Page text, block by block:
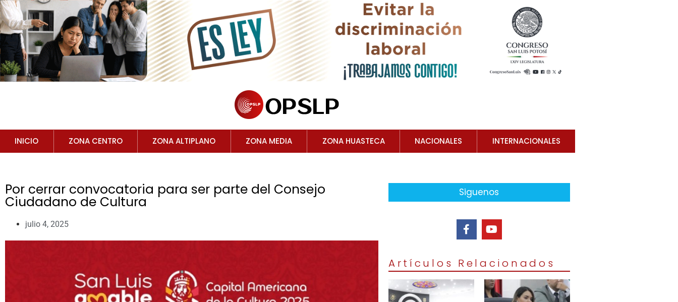
INICIO ZONA CENTRO ZONA ALTIPLANO ZONA MEDIA ZONA HUASTECA NACIONALES INTERNACIONALES
Por cerrar convocatoria para ser parte del Consejo
Ciudadano de Cultura
julio 4, 2025
Siguenos
Artículos Relacionados